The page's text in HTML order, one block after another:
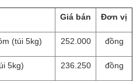
Giá bán Đơn vị
(túi 5kg) 252.000 đồng
5kg) 236.250 đồng